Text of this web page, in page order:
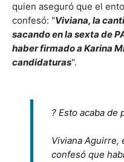
quien aseguró que el
confesó: "Viviana, la
sacando en la sexta de
haber firmado a Karina
candidaturas".
? Esto acaba de
Viviana Aguirre,
confesó que